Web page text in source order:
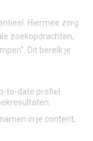
Hiermee zorg
zoekopdrachten,
Dit bereik je
to-date profiel
in je content,